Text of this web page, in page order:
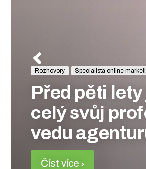
Rozhovory Specialista online
Před pěti
celý svůj
vedu
Číst více